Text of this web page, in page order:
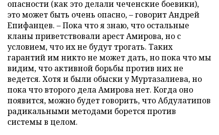
опасности (как это делали чеченские боевики),
это может быть очень опасно, – говорит Андрей
Епифанцев. – Пока что я знаю, что остальные
кланы приветствовали арест Амирова, но с
условием, что их не будут трогать. Таких
гарантий им никто не может дать, но пока что мы
видим, что активной борьбы против них не
ведется. Хотя и были обыски у Муртазалиева, но
пока что второго дела Амирова нет. Когда оно
появится, можно будет говорить, что Абдулатипов
радикальными методами борется против
системы в целом.